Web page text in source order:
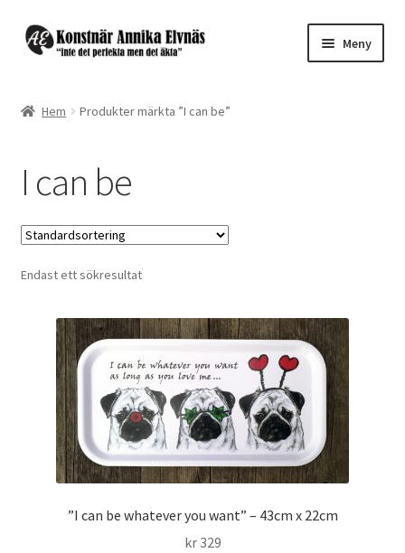
Hoppa
till
Hoppa
till
Meny
Beställ eget motiv
Kontakt
Hem Produkter märkta ”I can be”
I can be
Endast ett sökresultat
”I can be whatever you want” – 43cm x 22cm
kr329